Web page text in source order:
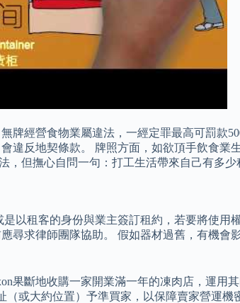
經營食物業屬違法，一經定罪最高可罰款
反地契條款。 牌照方面，如欲頂手飲食業
但撫心自問一句：打工生活帶來自己有多少
以租客的身份與業主簽訂租約，若要將使用
求律師團隊協助。 假如器材過舊，有機會
斷地收購一家開業滿一年的凍肉店，運用
或大約位置）予準買家，以保障賣家營運機